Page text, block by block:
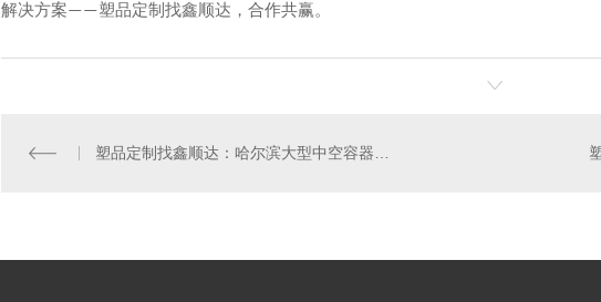
解决方案——塑品定制找鑫顺达，合作共赢。
塑品定制找鑫顺达：哈尔滨大型中空容器生产厂家的 担当